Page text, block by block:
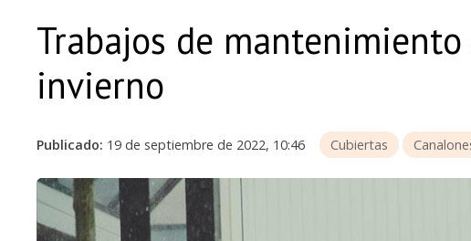
Trabajos de
invierno
Publicado: 19 de septiembre de 2022, 10:46 Cubiertas